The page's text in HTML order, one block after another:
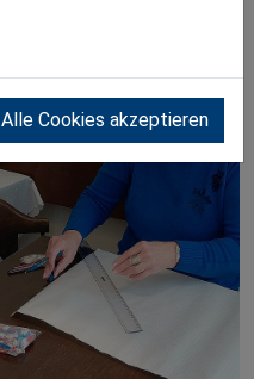
Alle Cookies akzeptieren